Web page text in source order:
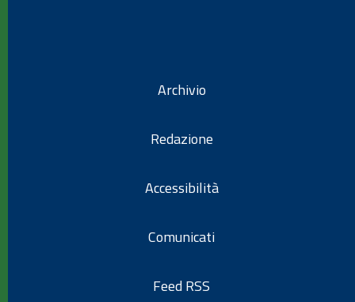
Archivio
Redazione
Accessibilità
Comunicati
Feed RSS